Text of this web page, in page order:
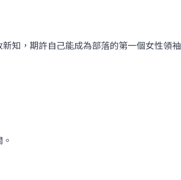
知，期許自己能成為部落的第一個女性領